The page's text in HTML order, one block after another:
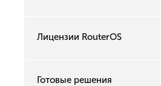
Лицензии RouterOS
Готовые решения